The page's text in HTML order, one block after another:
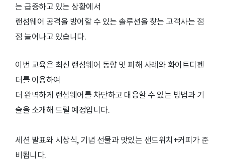
는 급증하고 있는 상황에서
랜섬웨어 공격을 방어할 수 있는 솔루션을 찾는 고객사는 점
점 늘어나고 있습니다.
이번 교육은 최신 랜섬웨어 동향 및 피해 사례와 화이트디펜
더를 이용하여
더 완벽하게 랜섬웨어를 차단하고 대응할 수 있는 방법과 기
술을 소개해 드릴 예정입니다.
세션 발표와 시상식, 기념 선물과 맛있는 샌드위치+커피가 준
비됩니다.